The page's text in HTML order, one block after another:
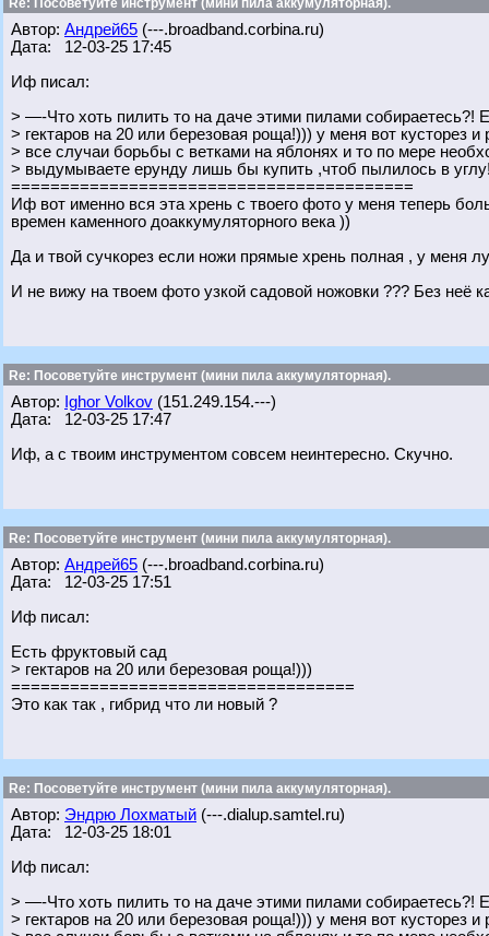
Re: Посоветуйте инструмент (мини пила аккумуляторная).
Автор: Андрей65 (---.broadband.corbina.ru)
Дата: 12-03-25 17:45
Иф писал:
> —-Что хоть пилить то на даче этими пилами собираетесь?!
> гектаров на 20 или березовая роща!))) у меня вот кусторез и
> все случаи борьбы с ветками на яблонях и то по мере
> выдумываете ерунду лишь бы купить ,чтоб пылилось в
=========================================
Иф вот именно вся эта хрень с твоего фото у меня теперь
времен каменного доаккумуляторного века ))
Да и твой сучкорез если ножи прямые хрень полная , у меня
И не вижу на твоем фото узкой садовой ножовки ??? Без неё
Re: Посоветуйте инструмент (мини пила аккумуляторная).
Автор: Ighor Volkov (151.249.154.---)
Дата: 12-03-25 17:47
Иф, а с твоим инструментом совсем неинтересно. Скучно.
Re: Посоветуйте инструмент (мини пила аккумуляторная).
Автор: Андрей65 (---.broadband.corbina.ru)
Дата: 12-03-25 17:51
Иф писал:
Есть фруктовый сад
> гектаров на 20 или березовая роща!)))
===================================
Это как так , гибрид что ли новый ?
Re: Посоветуйте инструмент (мини пила аккумуляторная).
Автор: Эндрю Лохматый (---.dialup.samtel.ru)
Дата: 12-03-25 18:01
Иф писал:
> —-Что хоть пилить то на даче этими пилами собираетесь?!
> гектаров на 20 или березовая роща!))) у меня вот кусторез и